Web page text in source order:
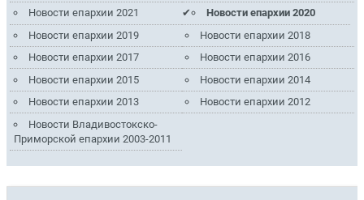
Новости епархии 2021
Новости епархии 2020
Новости епархии 2019
Новости епархии 2018
Новости епархии 2017
Новости епархии 2016
Новости епархии 2015
Новости епархии 2014
Новости епархии 2013
Новости епархии 2012
Новости Владивостокско-
Приморской епархии 2003-2011